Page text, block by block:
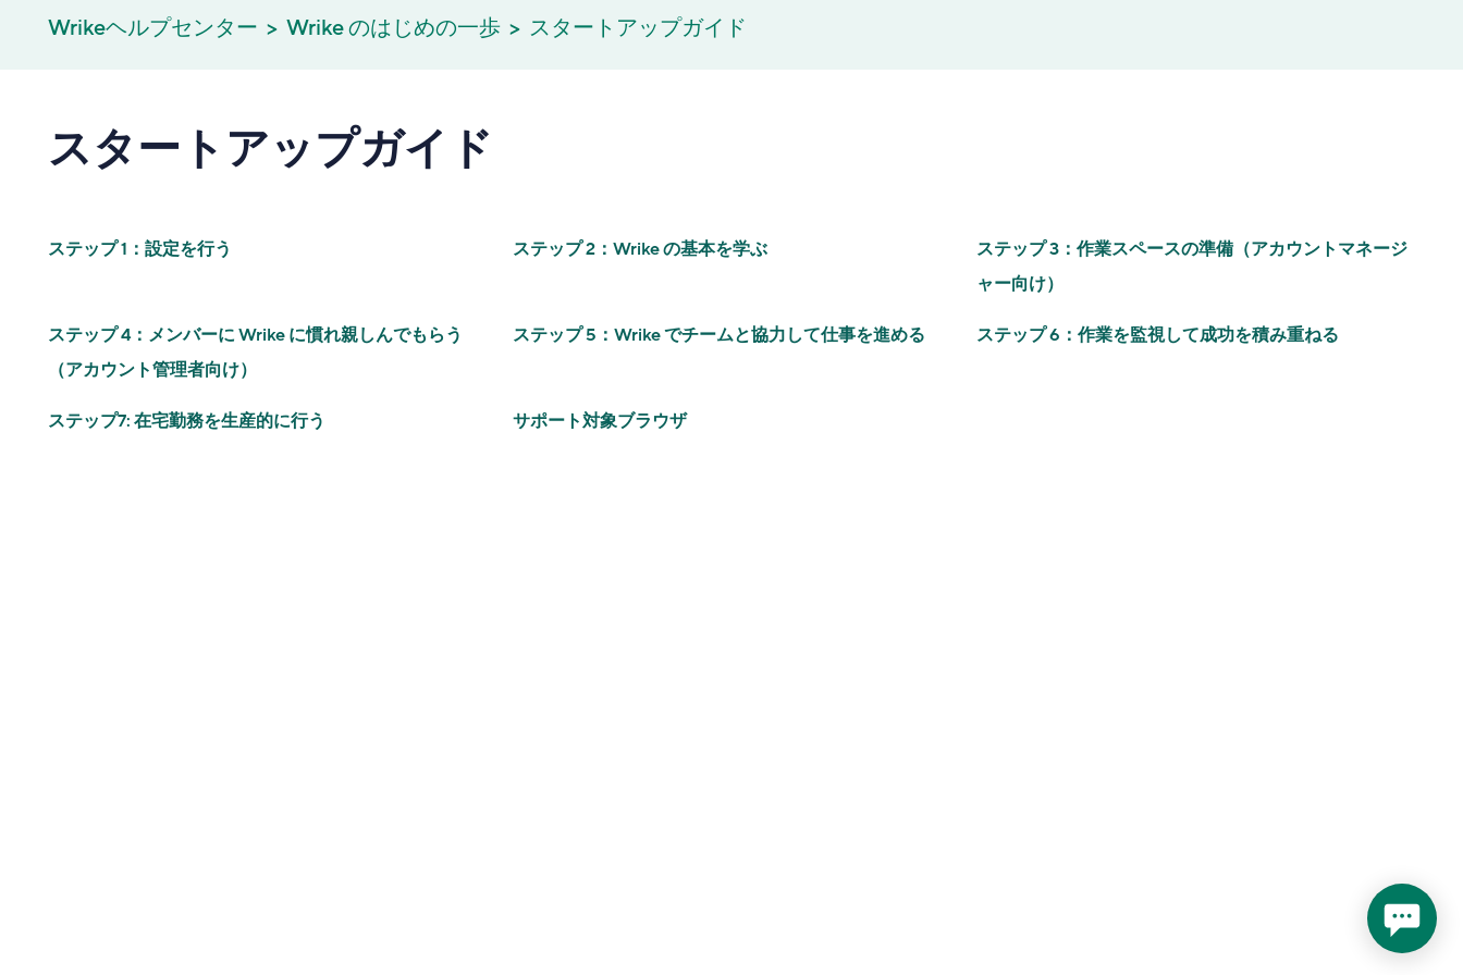
Wrikeヘルプセンター Wrike のはじめの一歩 スタートアップガイド
スタートアップガイド
ステップ 1：設定を行う ステップ 2：Wrike の基本を学ぶ
ステップ 3：作業スペースの準備（アカウントマネージ
ャー向け）
ステップ 4：メンバーに Wrike に慣れ親しんでもらう
（アカウント管理者向け）
ステップ 5：Wrike でチームと協力して仕事を進める ステップ 6：作業を監視して成功を積み重ねる
ステップ7: 在宅勤務を生産的に行う サポート対象ブラウザ